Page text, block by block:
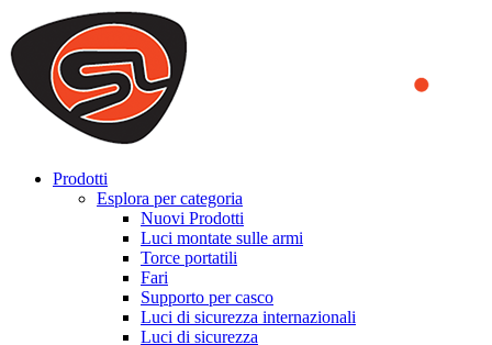
We use cookies to ensure that we provide you the best experience
on our website. By continuing to browse this website, you accept
that cookies are used to help us analyze how the website is used and
to offer you a better experience. To learn more or to find out how
you can disable cookies, you can access our
Prodotti
Esplora per categoria
Nuovi Prodotti
Luci montate sulle armi
Torce portatili
Fari
Supporto per casco
Luci di sicurezza internazionali
Luci di sicurezza